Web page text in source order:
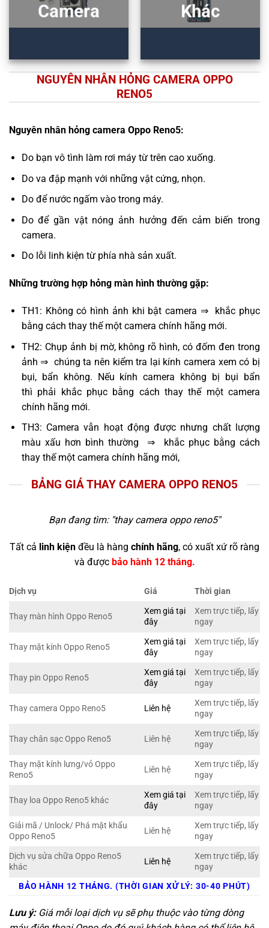
Camera Khác
NGUYÊN NHÂN HỎNG CAMERA OPPO
RENO5
Nguyên nhân hỏng camera Oppo Reno5:
Do bạn vô tình làm rơi máy từ trên cao xuống.
Do va đập mạnh với những vật cứng, nhọn.
Do để nước ngấm vào trong máy.
Do để gần vật nóng ảnh hưởng đến cảm biến trong
camera.
Do lỗi linh kiện từ phía nhà sản xuất.
Những trường hợp hỏng màn hình thường gặp:
TH1: Không có hình ảnh khi bật camera ⇒ khắc phục
bằng cách thay thế một camera chính hãng mới.
TH2: Chụp ảnh bị mờ, không rõ hình, có đốm đen trong
ảnh ⇒ chúng ta nên kiểm tra lại kính camera xem có bị
bụi, bẩn không. Nếu kính camera không bị bụi bẩn
thì phải khắc phục bằng cách thay thế một camera
chính hãng mới.
TH3: Camera vẫn hoạt động được nhưng chất lượng
màu xấu hơn bình thường ⇒ khắc phục bằng cách
thay thế một camera chính hãng mới,
BẢNG GIÁ THAY CAMERA OPPO RENO5
Bạn đang tìm: "thay camera oppo reno5"
Tất cả linh kiện đều là hàng chính hãng, có xuất xứ rõ ràng
và được bảo hành 12 tháng.
Dịch vụ Giá Thời gian
Thay màn hình Oppo Reno5
Xem giá tại
đây
Xem trực tiếp, lấy
ngay
Thay mặt kính Oppo Reno5
Xem giá tại
đây
Xem trực tiếp, lấy
ngay
Thay pin Oppo Reno5
Xem giá tại
đây
Xem trực tiếp, lấy
ngay
Thay camera Oppo Reno5 Liên hệ
Xem trực tiếp, lấy
ngay
Thay chân sạc Oppo Reno5 Liên hệ
Xem trực tiếp, lấy
ngay
Thay mặt kính lưng/vỏ Oppo
Reno5
Liên hệ
Xem trực tiếp, lấy
ngay
Thay loa Oppo Reno5 khác
Xem giá tại
đây
Xem trực tiếp, lấy
ngay
Giải mã / Unlock/ Phá mật khẩu
Oppo Reno5
Liên hệ
Xem trực tiếp, lấy
ngay
Dịch vụ sửa chữa Oppo Reno5
khác
Liên hệ
Xem trực tiếp, lấy
ngay
BẢO HÀNH 12 THÁNG. (THỜI GIAN XỬ LÝ: 30-40 PHÚT)
Lưu ý:Giá mỗi loại dịch vụ sẽ phụ thuộc vào từng dòng